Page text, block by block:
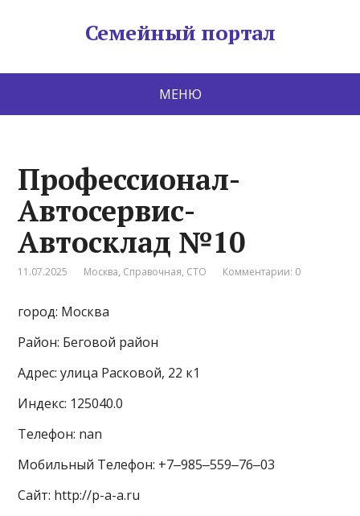
Семейный портал
МЕНЮ
Профессионал-
Автосервис-
Автосклад №10
11.07.2025 Москва, Справочная, СТО Комментарии: 0
город: Москва
Район: Беговой район
Адрес: улица Расковой, 22 к1
Индекс: 125040.0
Телефон: nan
Мобильный Телефон: +7‒985‒559‒76‒03
Сайт: http://p-a-a.ru